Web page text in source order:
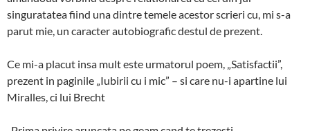
singuratatea fiind una dintre temele acestor scrieri cu, mi s-a
parut mie, un caracter autobiografic destul de prezent.
Ce mi-a placut insa mult este urmatorul poem, „Satisfactii”,
prezent in paginile „Iubirii cu i mic” – si care nu-i apartine lui
Miralles, ci lui Brecht